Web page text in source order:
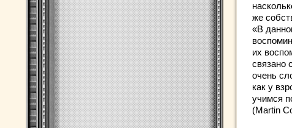
же
«В
их
связано
очень
как у
учимся
(Martin